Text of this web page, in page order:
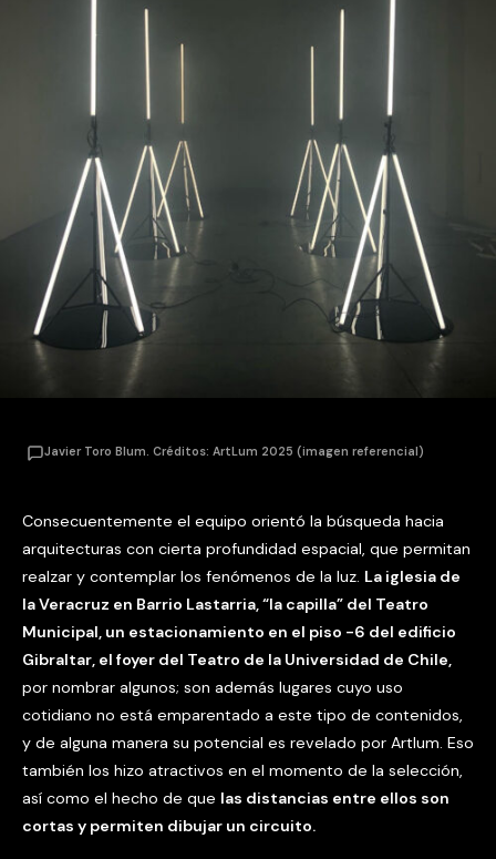
Javier Toro Blum. Créditos: ArtLum 2025 (imagen referencial)
Consecuentemente el equipo orientó la búsqueda hacia
arquitecturas con cierta profundidad espacial, que permitan
realzar y contemplar los fenómenos de la luz. La iglesia de
la Veracruz en Barrio Lastarria, “la capilla” del Teatro
Municipal, un estacionamiento en el piso -6 del edificio
Gibraltar, el foyer del Teatro de la Universidad de Chile,
por nombrar algunos; son además lugares cuyo uso
cotidiano no está emparentado a este tipo de contenidos,
y de alguna manera su potencial es revelado por Artlum. Eso
también los hizo atractivos en el momento de la selección,
así como el hecho de que las distancias entre ellos son
cortas y permiten dibujar un circuito.